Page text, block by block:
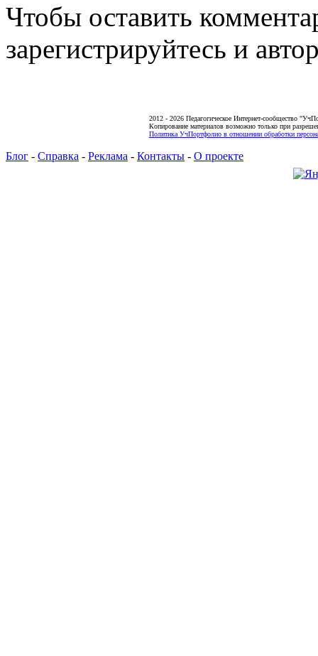
Чтобы оставить
зарегистрируйтесь и
2012 - 2026 Педагогическое Интернет-сообщество
Копирование материалов возможно только при
Политика УчПортфолио в отношении обработки
Блог - Справка - Реклама - Контакты - О проекте